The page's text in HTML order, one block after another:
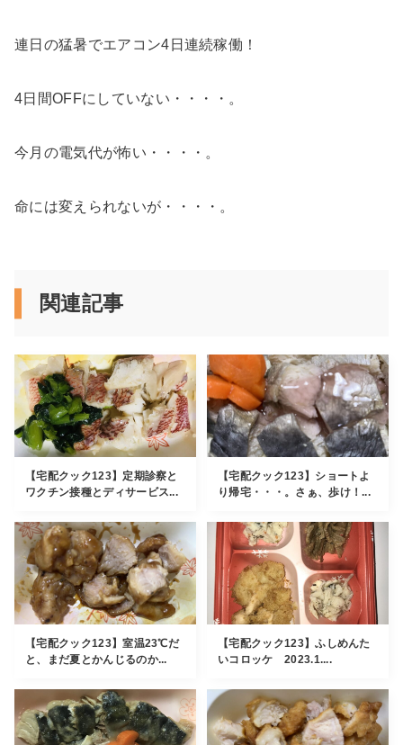
連日の猛暑でエアコン4日連続稼働！
4日間OFFにしていない・・・・。
今月の電気代が怖い・・・・。
命には変えられないが・・・・。
関連記事
【宅配クック123】定期診察と
ワクチン接種とディサービス...
【宅配クック123】ショートよ
り帰宅・・・。さぁ、歩け！...
【宅配クック123】室温23℃だ
と、まだ夏とかんじるのか...
【宅配クック123】ふしめんた
いコロッケ 2023.1....